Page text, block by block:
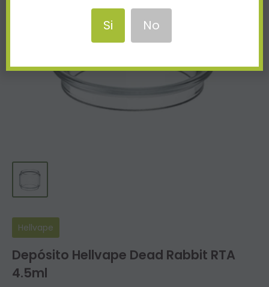
Si No
Hellvape
Depósito Hellvape Dead Rabbit RTA
4.5ml